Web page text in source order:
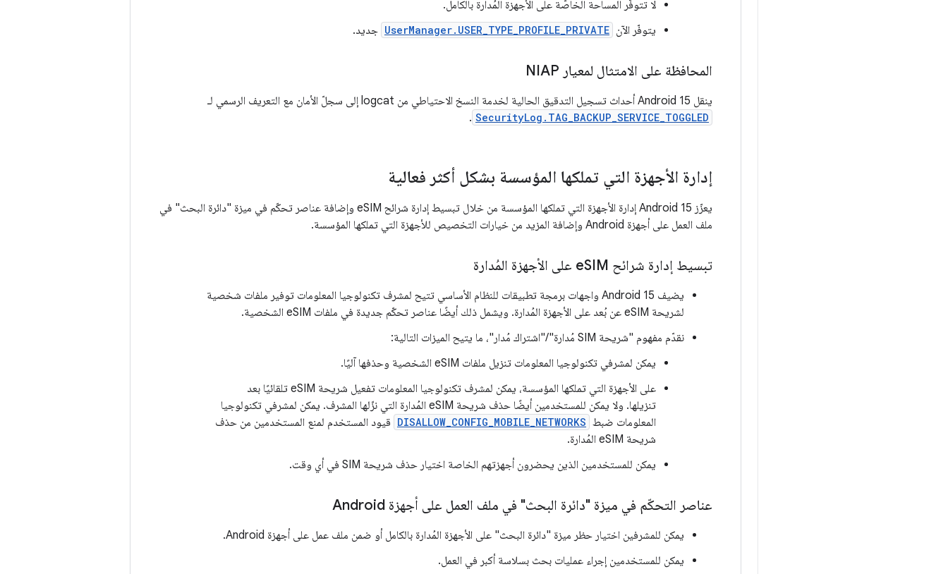
لا تتوفّر المساحة الخاصّة على الأجهزة المُدارة بالكامل.
يتوفّر الآن UserManager.USER_TYPE_PROFILE_PRIVATE جديد.
المحافظة على الامتثال لمعيار NIAP
ينقل Android 15 أحداث تسجيل التدقيق الحالية لخدمة النسخ الاحتياطي من logcat إلى سجلّ الأمان مع التعريف الرسمي لـ
SecurityLog.TAG_BACKUP_SERVICE_TOGGLED
.
إدارة الأجهزة التي تملكها المؤسسة بشكل أكثر فعالية
يعزّز Android 15 إدارة الأجهزة التي تملكها المؤسسة من خلال تبسيط إدارة شرائح eSIM وإضافة عناصر تحكّم في ميزة "دائرة البحث" في
ملف العمل على أجهزة Android وإضافة المزيد من خيارات التخصيص للأجهزة التي تملكها المؤسسة.
تبسيط إدارة شرائح e SIM على الأجهزة المُدارة
يضيف Android 15 واجهات برمجة تطبيقات للنظام الأساسي تتيح لمشرف تكنولوجيا المعلومات توفير ملفات شخصية
لشريحة eSIM عن بُعد على الأجهزة المُدارة. ويشمل ذلك أيضًا عناصر تحكّم جديدة في ملفات eSIM الشخصية.
نقدّم مفهوم "شريحة SIM مُدارة"/"اشتراك مُدار"، ما يتيح الميزات التالية:
يمكن لمشرفي تكنولوجيا المعلومات تنزيل ملفات eSIM الشخصية وحذفها آليًا.
على الأجهزة التي تملكها المؤسسة، يمكن لمشرف تكنولوجيا المعلومات تفعيل شريحة eSIM تلقائيًا بعد
تنزيلها. ولا يمكن للمستخدمين أيضًا حذف شريحة eSIM المُدارة التي نزّلها المشرف. يمكن لمشرفي تكنولوجيا
المعلومات ضبط DISALLOW_CONFIG_MOBILE_NETWORKS قيود المستخدم لمنع المستخدمين من حذف
شريحة eSIM المُدارة.
يمكن للمستخدمين الذين يحضرون أجهزتهم الخاصة اختيار حذف شريحة SIM في أي وقت.
عناصر التحكّم في ميزة "دائرة البحث" في ملف العمل على أجهزة Android
يمكن للمشرفين اختيار حظر ميزة "دائرة البحث" على الأجهزة المُدارة بالكامل أو ضمن ملف عمل على أجهزة Android.
يمكن للمستخدمين إجراء عمليات بحث بسلاسة أكبر في العمل.